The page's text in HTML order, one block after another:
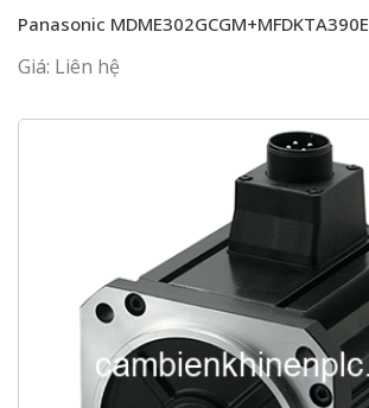
Panasonic MDME302GCGM+MFDKTA390E
Giá: Liên hệ